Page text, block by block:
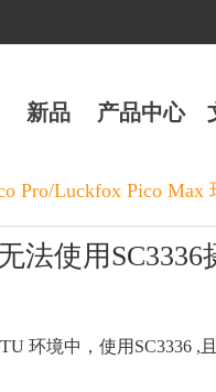
新品 产品中心
Pro/Luckfox Pico
法使用SC3336
环境中，使用SC3336